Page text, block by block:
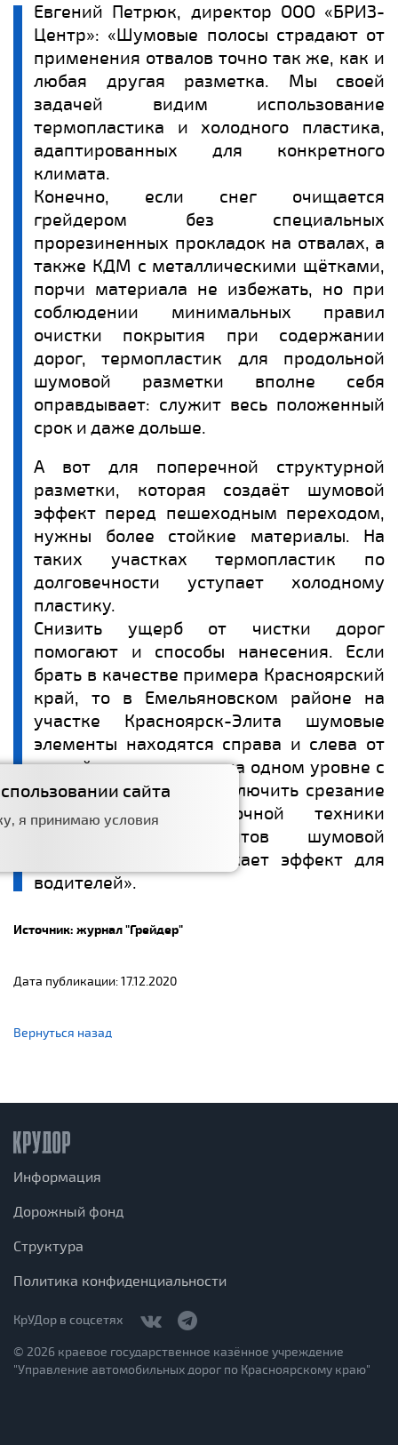
Евгений Петрюк, директор ООО «БРИЗ-
Центр»: «Шумовые полосы страдают от
применения отвалов точно так же, как и
любая другая разметка. Мы своей
задачей видим использование
термопластика и холодного пластика,
адаптированных для конкретного
климата.
Конечно, если снег очищается
грейдером без специальных
прорезиненных прокладок на отвалах, а
также КДМ с металлическими щётками,
порчи материала не избежать, но при
соблюдении минимальных правил
очистки покрытия при содержании
дорог, термопластик для продольной
шумовой разметки вполне себя
оправдывает: служит весь положенный
срок и даже дольше.
А вот для поперечной структурной
разметки, которая создаёт шумовой
эффект перед пешеходным переходом,
нужны более стойкие материалы. На
таких участках термопластик по
долговечности уступает холодному
пластику.
Снизить ущерб от чистки дорог
помогают и способы нанесения. Если
брать в качестве примера Красноярский
край, то в Емельяновском районе на
участке Красноярск-Элита шумовые
элементы находятся справа и слева от
осевой линии, то есть на одном уровне с
ней. Это позволяет исключить срезание
отвалами снегоуборочной техники
профильных элементов шумовой
разметки, но не снижает эффект для
водителей».
Источник: журнал "Грейдер"
Дата публикации: 17.12.2020
Вернуться назад
Информация
Дорожный фонд
Структура
Политика конфиденциальности
КрУДор в соцсетях
© 2026 краевое государственное казённое учреждение
"Управление автомобильных дорог по Красноярскому краю"
сайта
я принимаю условия